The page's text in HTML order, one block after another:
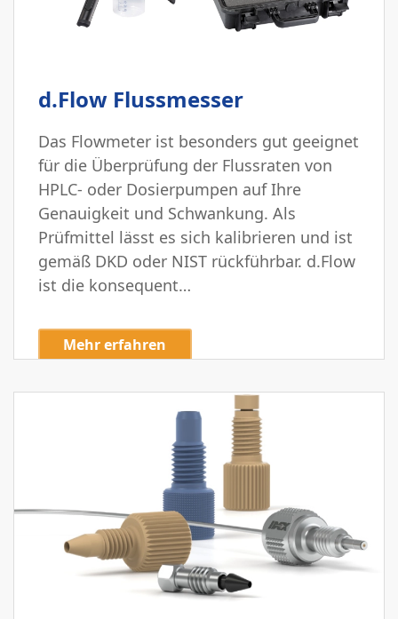
d.Flow Flussmesser
Das Flowmeter ist besonders gut geeignet
für die Überprüfung der Flussraten von
HPLC- oder Dosierpumpen auf Ihre
Genauigkeit und Schwankung. Als
Prüfmittel lässt es sich kalibrieren und ist
gemäß DKD oder NIST rückführbar. d.Flow
ist die konsequent…
Mehr erfahren